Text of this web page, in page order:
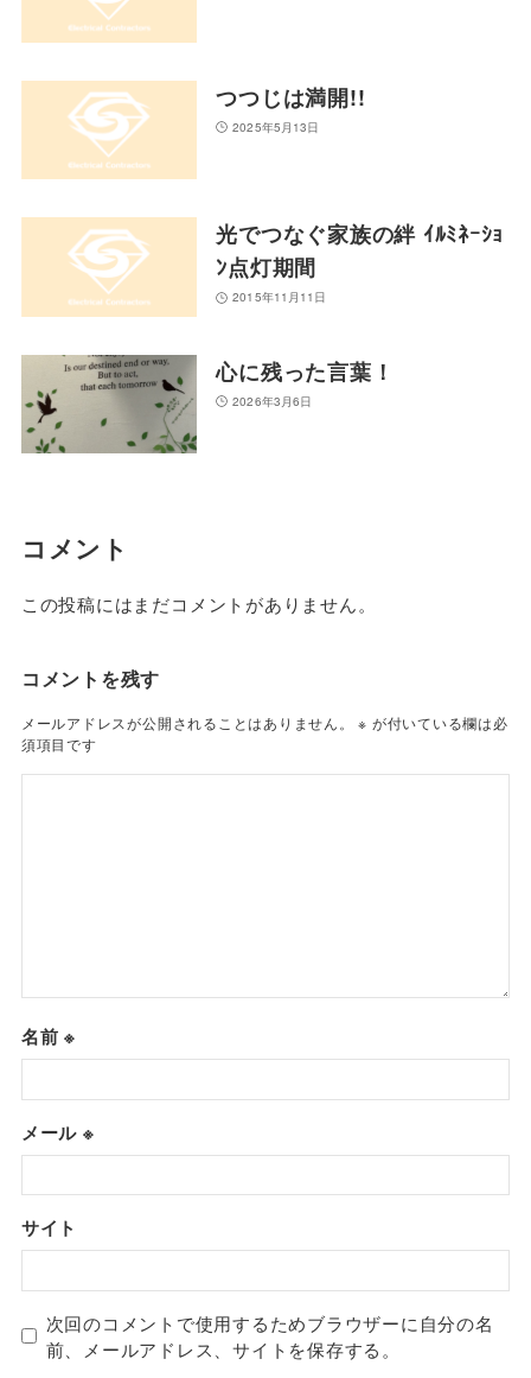
つつじは満開!!
2025年5月13日
光でつなぐ家族の絆 ｲﾙﾐﾈｰｼｮ
ﾝ点灯期間
2015年11月11日
心に残った言葉！
2026年3月6日
コメント
この投稿にはまだコメントがありません。
コメントを残す
メールアドレスが公開されることはありません。 ※ が付いている欄は必
須項目です
名前※
メール ※
サイト
次回のコメントで使用するためブラウザーに自分の名
前、メールアドレス、サイトを保存する。